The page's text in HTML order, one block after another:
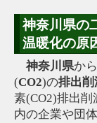
神奈川県の
温暖化の原
神奈川県から
(CO2)の排出削
素(CO2)排出
内の企業や団